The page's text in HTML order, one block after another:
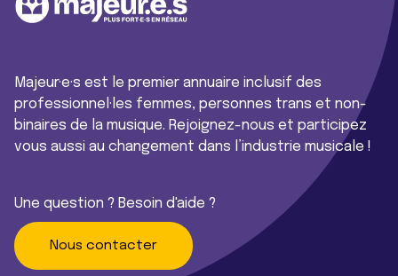
Majeur·e·s est le premier annuaire inclusif des
professionnel·les femmes, personnes trans et non-
binaires de la musique. Rejoignez-nous et participez
vous aussi au changement dans l’industrie musicale !
Une question ? Besoin d'aide ?
Nous contacter